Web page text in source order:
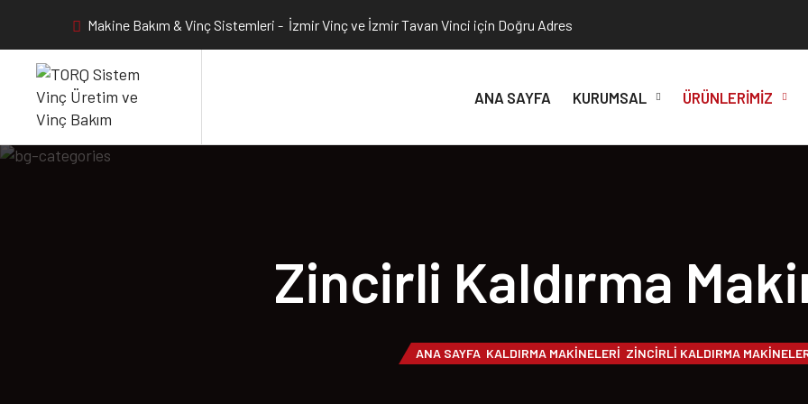
Makine Bakım & Vinç Sistemleri - İzmir Vinç ve İzmir Tavan Vinci için Doğru Adres
ANA SAYFA KURUMSAL ÜRÜNLERIMIZ
Zincirli Kaldırma
ANA SAYFA KALDIRMA MAKINELERI ZINCIRLI KALDIRMA